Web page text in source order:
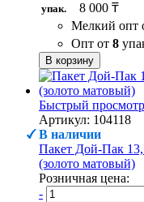
упак.
8 000 ₸
Мелкий опт
Опт от 8
В корзину
Быстрый просмотр
Артикул: 104118
В наличии
Пакет Дой-Пак
(золото матовый)
Розничная цена:
-